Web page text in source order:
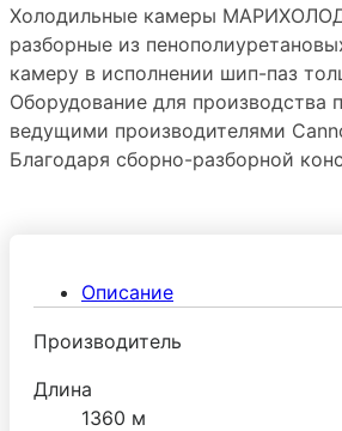
Холодильные камеры
разборные из
камеру в исполнении шип-паз
Оборудование для производства
ведущими производителями
Благодаря сборно-разборной
(Италия).Описание
Производитель
Длина
1360 м